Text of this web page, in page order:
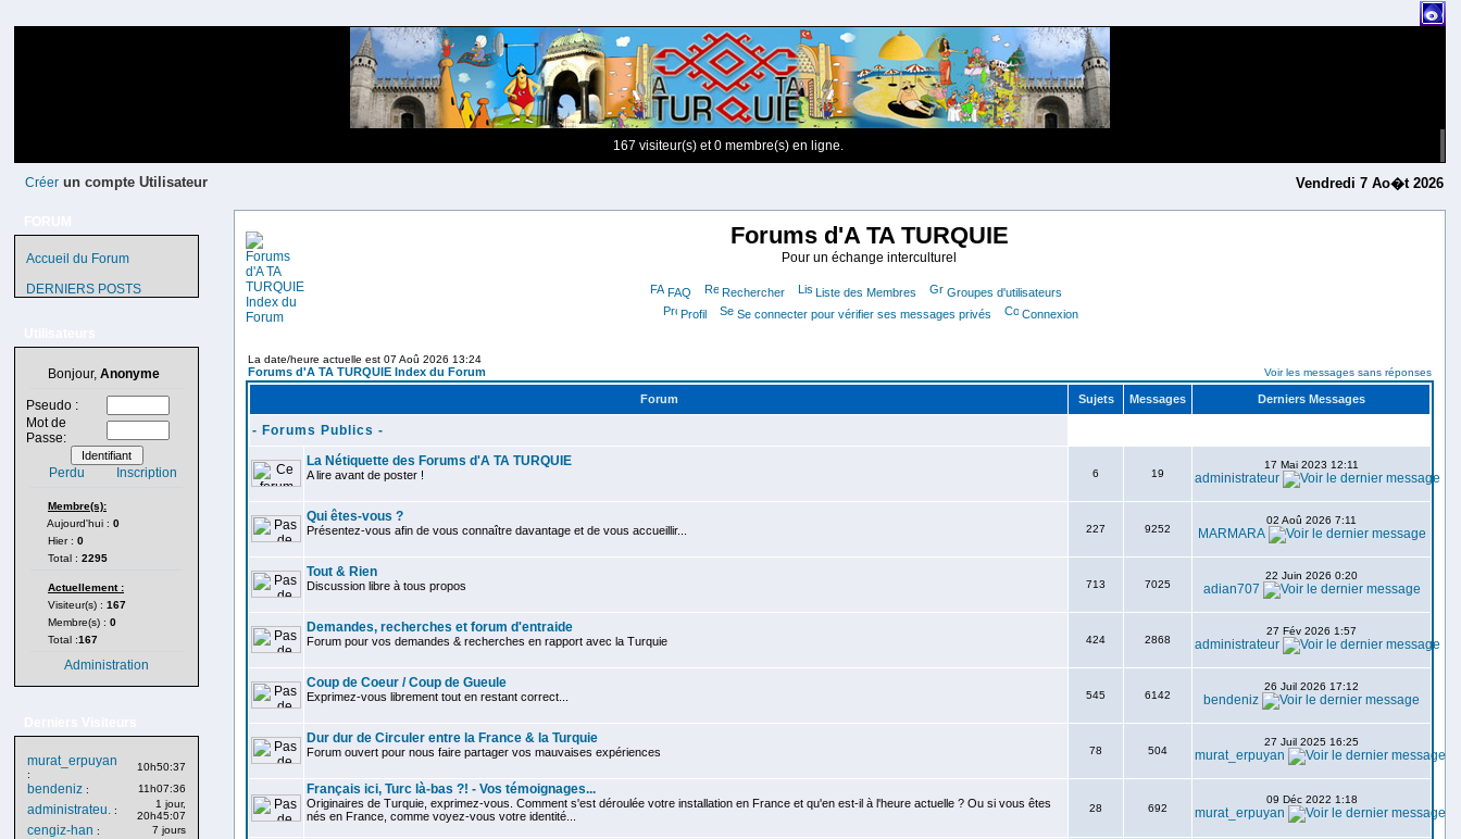
167 visiteur(s) et 0 membre(s) en ligne.
Créer un compte Utilisateur Vendredi 7 Ao�t 2026
Accueil du Forum
DERNIERS POSTS
Bonjour, Anonyme
Pseudo :
Mot de
Passe:
Perdu Inscription
Membre(s):
Aujourd'hui : 0
Hier : 0
Total : 2295
Actuellement :
Visiteur(s) : 167
Membre(s) : 0
Total :167
Administration
murat_erpuyan
:
10h50:37
bendeniz : 11h07:36
administrateu. :
1 jour,
20h45:07
cengiz-han : 7 jours
Forums d'A TA TURQUIE
Pour un échange interculturel
FAQ Rechercher Liste des Membres
Groupes d'utilisateurs
Profil
Se connecter pour vérifier ses messages privés Connexion
La date/heure actuelle est 07 Aoû 2026 13:24
Forums d'A TA TURQUIE Index du Forum Voir les messages sans réponses
Forum Sujets Messages Derniers Messages
- Forums Publics -
La Nétiquette des Forums d'A TA TURQUIE
A lire avant de poster ! 6 19
17 Mai 2023 12:11
administrateur
Qui êtes-vous ?
Présentez-vous afin de vous connaître davantage et de vous accueillir... 227 9252
02 Aoû 2026 7:11
MARMARA
Tout & Rien
Discussion libre à tous propos 713 7025
22 Juin 2026 0:20
adian707
Demandes, recherches et forum d'entraide
Forum pour vos demandes & recherches en rapport avec la Turquie 424 2868
27 Fév 2026 1:57
administrateur
Coup de Coeur / Coup de Gueule
Exprimez-vous librement tout en restant correct... 545 6142
26 Juil 2026 17:12
bendeniz
Dur dur de Circuler entre la France & la Turquie
Forum ouvert pour nous faire partager vos mauvaises expériences 78 504
27 Juil 2025 16:25
murat_erpuyan
Français ici, Turc là-bas ?! - Vos témoignages...
Originaires de Turquie, exprimez-vous. Comment s'est déroulée votre installation en France et qu'en est-il à l'heure actuelle ? Ou si vous êtes
nés en France, comme voyez-vous votre identité...
28 692
09 Déc 2022 1:18
murat_erpuyan